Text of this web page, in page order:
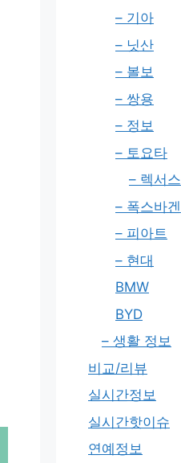
– 기아
– 닛산
– 볼보
– 쌍용
– 정보
– 토요타
– 렉서스
– 폭스바겐
– 피아트
– 현대
BMW
BYD
– 생활 정보
비교/리뷰
실시간정보
실시간핫이슈
연예정보